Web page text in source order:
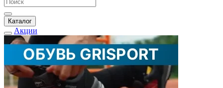
Каталог
Акции